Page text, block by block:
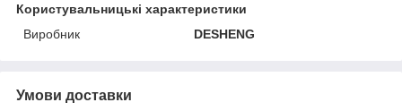
Користувальницькі характеристики
Виробник
DESHENG
Умови доставки